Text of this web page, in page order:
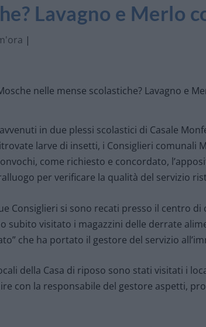
Lavagno e Merlo
|
in due plessi scolastici di Casale
larve di insetti, i Consiglieri comunali
come richiesto e concordato,
per verificare la qualità del servizio
Consiglieri si sono recati presso il centro di
subito visitato i magazzini delle derrate
che ha portato il gestore del servizio
della Casa di riposo sono stati visitati i
con la responsabile del gestore aspetti,